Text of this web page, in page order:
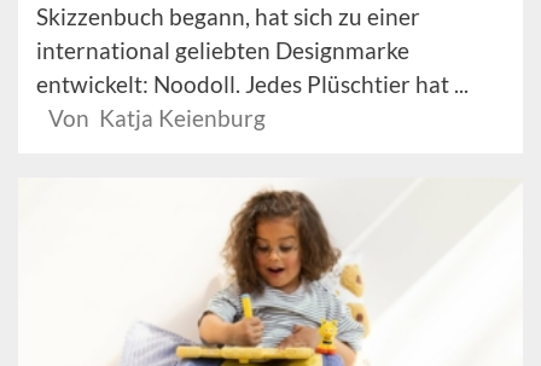
Skizzenbuch begann, hat sich zu einer
international geliebten Designmarke
entwickelt: Noodoll. Jedes Plüschtier hat ...
Von Katja Keienburg